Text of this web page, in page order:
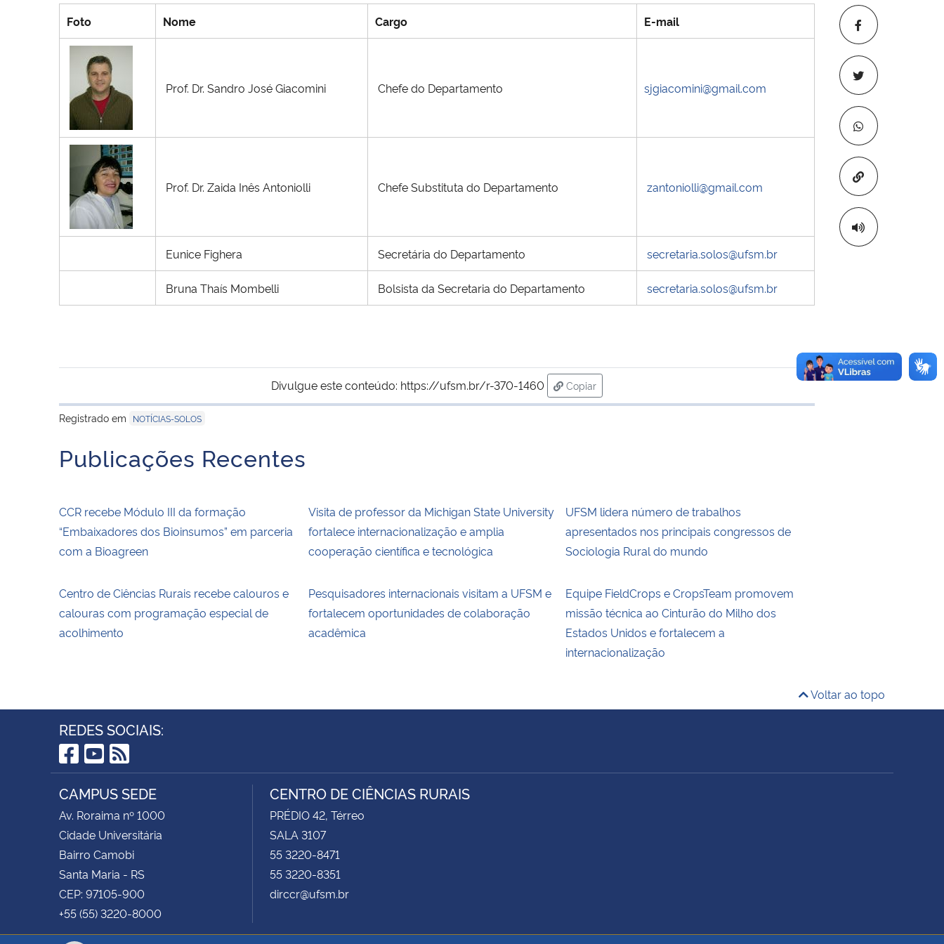
Copiar para
Foto Nome Cargo E-mail
Prof. Dr. Sandro José Giacomini Chefe do Departamento sjgiacomini@gmail.com
Prof. Dr. Zaida Inês Antoniolli Chefe Substituta do Departamento zantoniolli@gmail.com
Eunice Fighera Secretária do Departamento secretaria.solos@ufsm.br
Bruna Thaís Mombelli Bolsista da Secretaria do Departamento secretaria.solos@ufsm.br
Divulgue este conteúdo: https://ufsm.br/r-370-1460
Copiar
para área de transferência
Registrado em
NOTÍCIAS-SOLOS
Publicações Recentes
CCR recebe Módulo III da formação
“Embaixadores dos Bioinsumos” em parceria
com a Bioagreen
Visita de professor da Michigan State University
fortalece internacionalização e amplia
cooperação científica e tecnológica
UFSM lidera número de trabalhos
apresentados nos principais congressos de
Sociologia Rural do mundo
Centro de Ciências Rurais recebe calouros e
calouras com programação especial de
acolhimento
Pesquisadores internacionais visitam a UFSM e
fortalecem oportunidades de colaboração
acadêmica
Equipe FieldCrops e CropsTeam promovem
missão técnica ao Cinturão do Milho dos
Estados Unidos e fortalecem a
internacionalização
Voltar ao topo
REDES SOCIAIS:
Facebook
YouTube
RSS
CAMPUS SEDE
Av. Roraima nº 1000
Cidade Universitária
Bairro Camobi
Santa Maria - RS
CEP: 97105-900
+55 (55) 3220-8000
CENTRO DE CIÊNCIAS RURAIS
PRÉDIO 42, Térreo
SALA 3107
55 3220-8471
55 3220-8351
dirccr@ufsm.br